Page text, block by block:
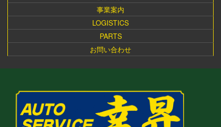
事業案内
LOGISTICS
PARTS
お問い合わせ